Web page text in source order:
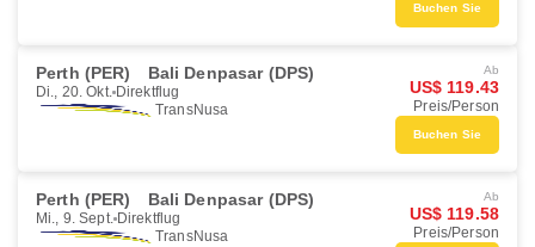
Buchen Sie
Perth (PER) Bali Denpasar (DPS)
Di., 20. Okt. Direktflug
TransNusa
Ab
US$ 119.43
Preis/Person
Buchen Sie
Perth (PER) Bali Denpasar (DPS)
Mi., 9. Sept. Direktflug
TransNusa
Ab
US$ 119.58
Preis/Person